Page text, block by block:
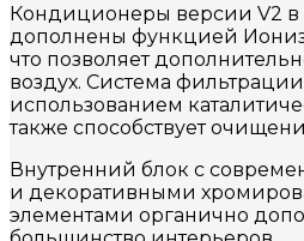
Кондиционеры версии V2 в
дополнены функцией
что позволяет
воздух. Система фильтрации
использованием
также способствует
Внутренний блок с
и декоративными
элементами органично